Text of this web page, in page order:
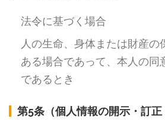
法令に基づく場合
人の生命、身体または財産
ある場合であって、本人の同
であるとき
第5条（個人情報の開示・訂正